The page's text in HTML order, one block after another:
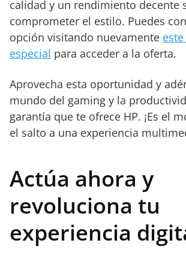
calidad y un rendimiento decente
comprometer el estilo. Puedes
opción visitando nuevamente
especial para acceder a la oferta.
Aprovecha esta oportunidad y
mundo del gaming y la
garantía que te ofrece HP. ¡Es el
el salto a una experiencia
Actúa ahora y
revoluciona tu
experiencia